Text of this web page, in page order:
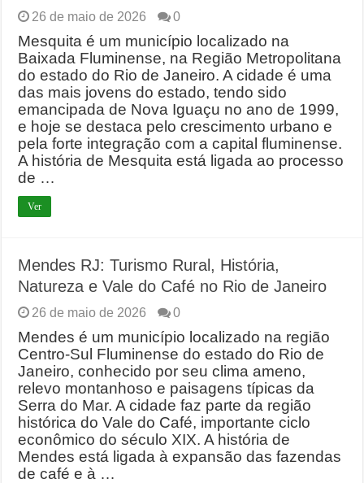
26 de maio de 2026 0
Mesquita é um município localizado na
Baixada Fluminense, na Região Metropolitana
do estado do Rio de Janeiro. A cidade é uma
das mais jovens do estado, tendo sido
emancipada de Nova Iguaçu no ano de 1999,
e hoje se destaca pelo crescimento urbano e
pela forte integração com a capital fluminense.
A história de Mesquita está ligada ao processo
de …
Ver
Mendes RJ: Turismo Rural, História,
Natureza e Vale do Café no Rio de Janeiro
26 de maio de 2026 0
Mendes é um município localizado na região
Centro-Sul Fluminense do estado do Rio de
Janeiro, conhecido por seu clima ameno,
relevo montanhoso e paisagens típicas da
Serra do Mar. A cidade faz parte da região
histórica do Vale do Café, importante ciclo
econômico do século XIX. A história de
Mendes está ligada à expansão das fazendas
de café e à …